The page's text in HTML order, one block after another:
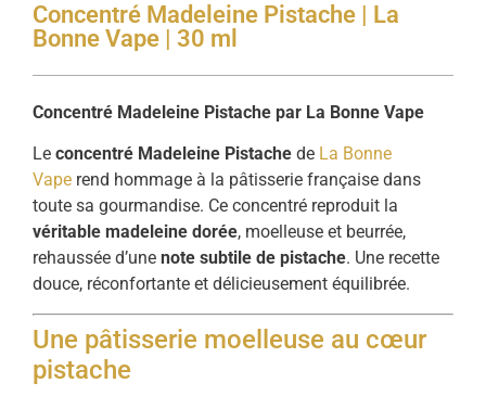
Concentré Madeleine Pistache | La
Bonne Vape | 30 ml
Concentré Madeleine Pistache par La Bonne Vape
Le concentré Madeleine Pistache de La Bonne
Vape rend hommage à la pâtisserie française dans
toute sa gourmandise. Ce concentré reproduit la
véritable madeleine dorée, moelleuse et beurrée,
rehaussée d’une note subtile de pistache. Une recette
douce, réconfortante et délicieusement équilibrée.
Une pâtisserie moelleuse au cœur
pistache